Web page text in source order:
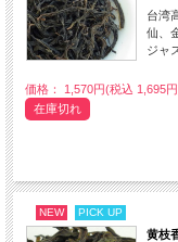
台湾
仙、
ジャ
価格： 1,570円(税込 1,695
在庫切れ
NEW PICK UP
黄枝